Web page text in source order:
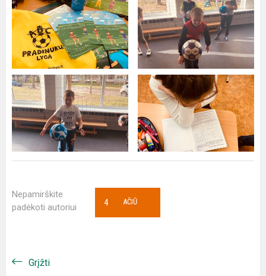
Nepamirškite
padėkoti autoriui
AČIŪ
4
Grįžti